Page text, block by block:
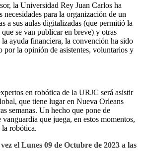
la Universidad Rey Juan Carlos ha
para la organización de un
a sus aulas digitalizadas (que permitió la
se van publicar en breve) y otras
la ayuda financiera, la convención ha sido
por la opinión de asistentes, voluntarios y
en robótica de la URJC será asistir
que tiene lugar en Nueva Orleans
semanas. Un hecho que pone de
que juega, en estos momentos,
robótica.
el Lunes 09 de Octubre de 2023 a las